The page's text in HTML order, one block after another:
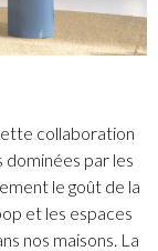
collaboration
par les
le goût de la
et les espaces
nos maisons. La